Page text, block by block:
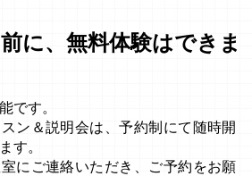
に、無料体験はできま
です。
ン＆説明会は、予約制にて随時開
す。
にご連絡いただき、ご予約をお願